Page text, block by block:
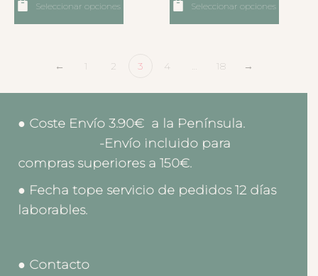
Seleccionar opciones Seleccionar opciones
← 1 2 3 4 … 18 →
● Coste Envío 3.90€ a la Península.
-Envío incluido para
compras superiores a 150€.
● Fecha tope servicio de pedidos 12 días
laborables.
● Contacto